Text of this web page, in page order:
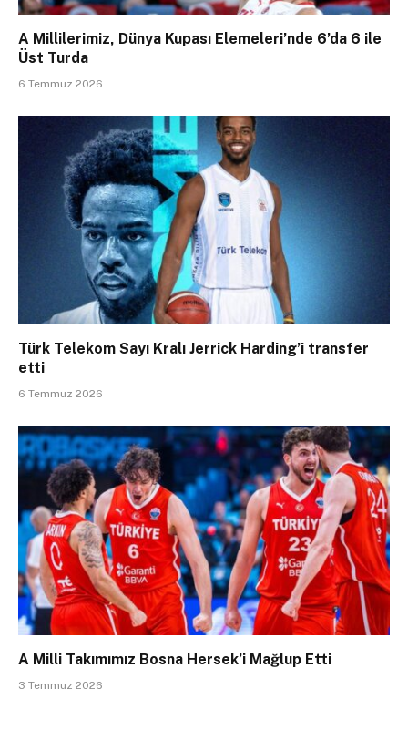
A Millilerimiz, Dünya Kupası Elemeleri’nde 6’da 6 ile
Üst Turda
6 Temmuz 2026
Türk Telekom Sayı Kralı Jerrick Harding’i transfer
etti
6 Temmuz 2026
A Milli Takımımız Bosna Hersek’i Mağlup Etti
3 Temmuz 2026